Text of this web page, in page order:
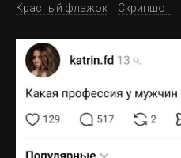
Красный флажок
Скриншот